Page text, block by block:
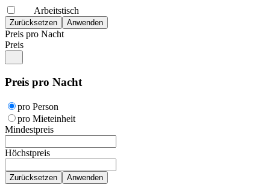
Arbeitstisch
Preis pro Nacht
Preis
Preis pro Nacht
pro Person
pro Mieteinheit
Mindestpreis
Höchstpreis